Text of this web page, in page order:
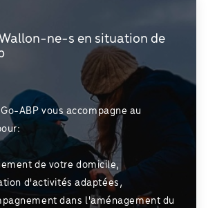
ne-s en situation de
ABP vous accompagne au
de votre domicile,
d'activités adaptées,
dans l'aménagement du